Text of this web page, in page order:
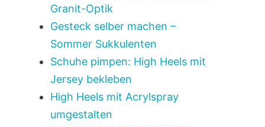
Granit-Optik
Gesteck selber machen –
Sommer Sukkulenten
Schuhe pimpen: High Heels mit
Jersey bekleben
High Heels mit Acrylspray
umgestalten